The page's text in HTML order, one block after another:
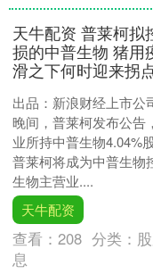
天牛配资 普莱柯拟
损的中普生物 猪用
滑之下何时迎来拐
出品：新浪财经上市公
晚间，普莱柯发布公告
业所持中普生物4.04%
普莱柯将成为中普生物
生物主营业....
天牛配资
查看：208 分类：
息